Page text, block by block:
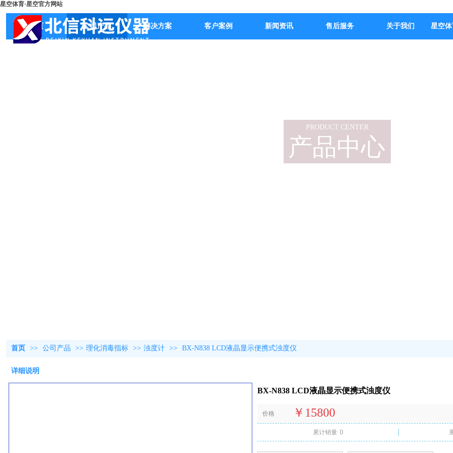
星空体育·星空官方网站
首页 公司产品 解决方案 客户案例 新闻资讯 售后服务 关于我们 星空体
产品中心
PRODUCT CENTER
首页 >> 公司产品 >> 理化消毒指标 >> 浊度计 >> BX-N838 LCD液晶显示便携式浊度仪
详细说明
BX-N838 LCD液晶显示便携式浊度仪
价格 ￥15800
累计销量 0